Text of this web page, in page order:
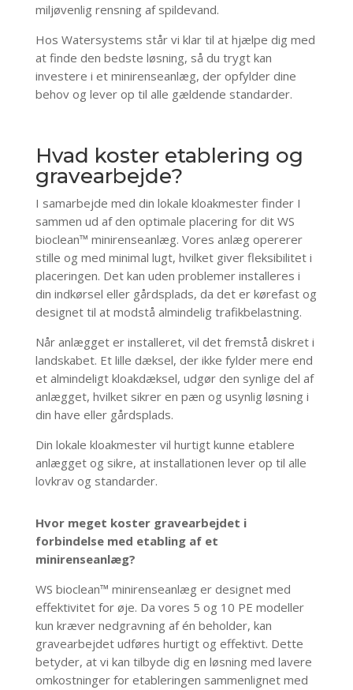
miljøvenlig rensning af spildevand.
Hos Watersystems står vi klar til at hjælpe dig med
at finde den bedste løsning, så du trygt kan
investere i et minirenseanlæg, der opfylder dine
behov og lever op til alle gældende standarder.
Hvad koster etablering og
gravearbejde?
I samarbejde med din lokale kloakmester finder I
sammen ud af den optimale placering for dit WS
bioclean™ minirenseanlæg. Vores anlæg opererer
stille og med minimal lugt, hvilket giver fleksibilitet i
placeringen. Det kan uden problemer installeres i
din indkørsel eller gårdsplads, da det er kørefast og
designet til at modstå almindelig trafikbelastning.
Når anlægget er installeret, vil det fremstå diskret i
landskabet. Et lille dæksel, der ikke fylder mere end
et almindeligt kloakdæksel, udgør den synlige del af
anlægget, hvilket sikrer en pæn og usynlig løsning i
din have eller gårdsplads.
Din lokale kloakmester vil hurtigt kunne etablere
anlægget og sikre, at installationen lever op til alle
lovkrav og standarder.
Hvor meget koster gravearbejdet i
forbindelse med etabling af et
minirenseanlæg?
WS bioclean™ minirenseanlæg er designet med
effektivitet for øje. Da vores 5 og 10 PE modeller
kun kræver nedgravning af én beholder, kan
gravearbejdet udføres hurtigt og effektivt. Dette
betyder, at vi kan tilbyde dig en løsning med lavere
omkostninger for etableringen sammenlignet med